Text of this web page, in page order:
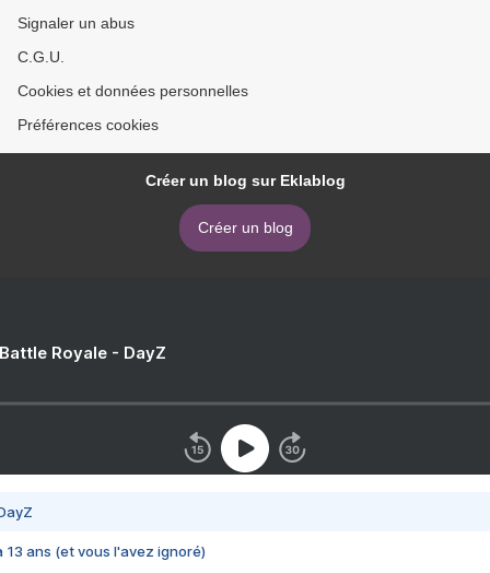
Signaler un abus
C.G.U.
Cookies et données personnelles
Préférences cookies
Créer un blog sur Eklablog
Créer un blog
Royale - DayZ
13 ans (et vous l'avez ignoré)